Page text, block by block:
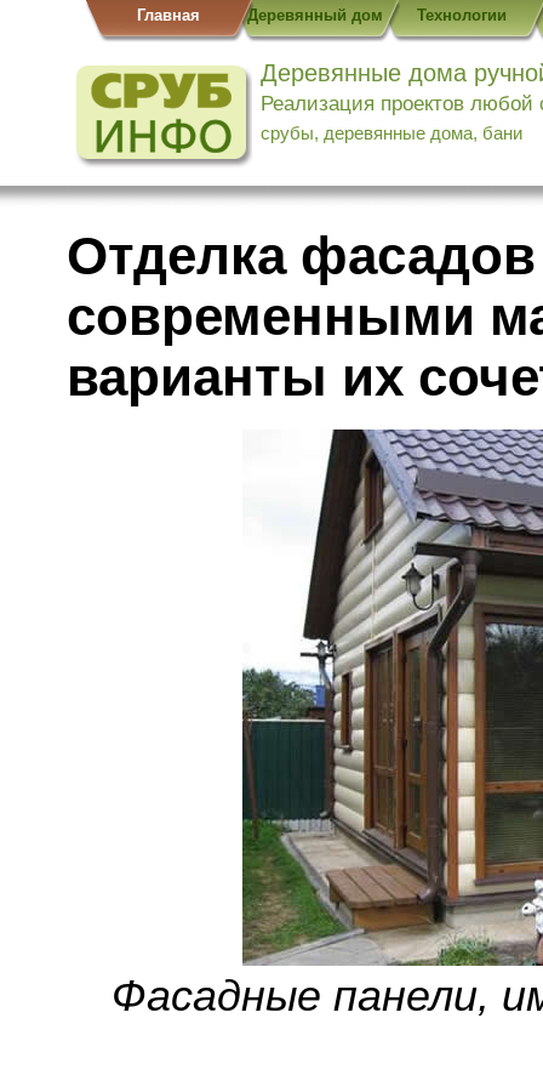
Технологии
Деревянный дом
Главная
Деревянные дома
Реализация проектов любой
срубы, деревянные дома, бани
Отделка
современными
варианты их
Фасадные панели,